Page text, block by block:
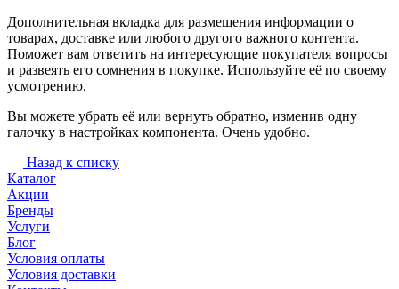
Дополнительная вкладка для размещения информации о
товарах, доставке или любого другого важного контента.
Поможет вам ответить на интересующие покупателя вопросы
и развеять его сомнения в покупке. Используйте её по своему
усмотрению.
Вы можете убрать её или вернуть обратно, изменив одну
галочку в настройках компонента. Очень удобно.
Назад к списку
Каталог
Акции
Бренды
Услуги
Блог
Условия оплаты
Условия доставки